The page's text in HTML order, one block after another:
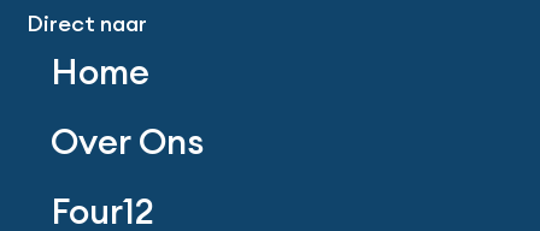
Direct naar
Home
Over Ons
Four12